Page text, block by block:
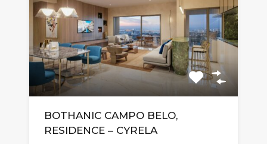
BOTHANIC CAMPO BELO,
RESIDENCE – CYRELA